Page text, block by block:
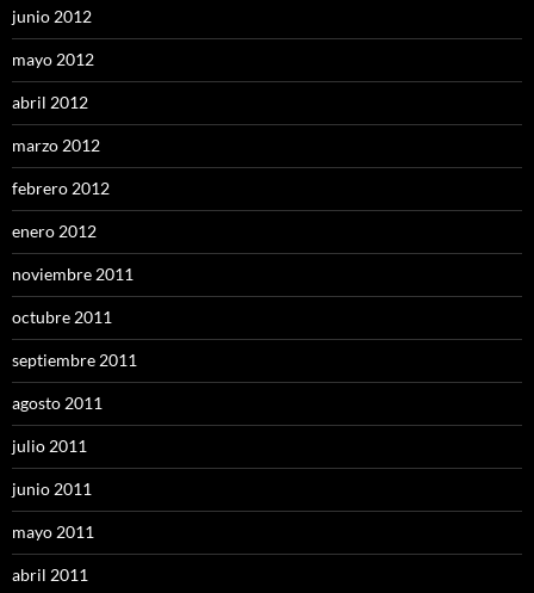
junio 2012
mayo 2012
abril 2012
marzo 2012
febrero 2012
enero 2012
noviembre 2011
octubre 2011
septiembre 2011
agosto 2011
julio 2011
junio 2011
mayo 2011
abril 2011